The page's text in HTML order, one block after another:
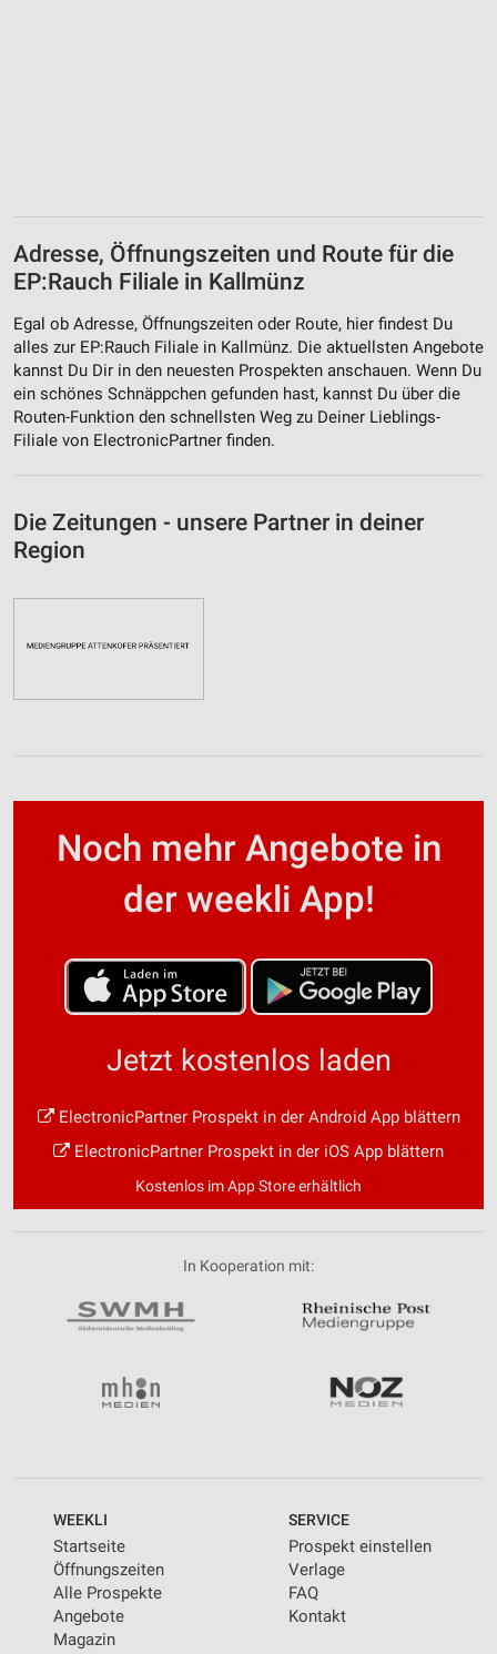
Adresse, Öffnungszeiten und Route für die
EP:Rauch Filiale in Kallmünz
Egal ob Adresse, Öffnungszeiten oder Route, hier findest Du
alles zur EP:Rauch Filiale in Kallmünz. Die aktuellsten Angebote
kannst Du Dir in den neuesten Prospekten anschauen. Wenn Du
ein schönes Schnäppchen gefunden hast, kannst Du über die
Routen-Funktion den schnellsten Weg zu Deiner Lieblings-
Filiale von ElectronicPartner finden.
Die Zeitungen - unsere Partner in deiner
Region
Noch mehr Angebote in
der weekli App!
Jetzt kostenlos laden
ElectronicPartner Prospekt in der Android App blättern
ElectronicPartner Prospekt in der iOS App blättern
Kostenlos im App Store erhältlich
In Kooperation mit:
WEEKLI
Startseite
Öffnungszeiten
Alle Prospekte
Angebote
Magazin
SERVICE
Prospekt einstellen
Verlage
FAQ
Kontakt